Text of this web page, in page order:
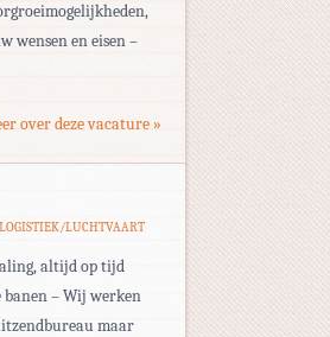
wensen en eisen –
over deze vacature »
LUCHTVAART
altijd op tijd
– Wij werken
maar